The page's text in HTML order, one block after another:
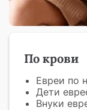
По крови
Евреи по
Дети
Внуки